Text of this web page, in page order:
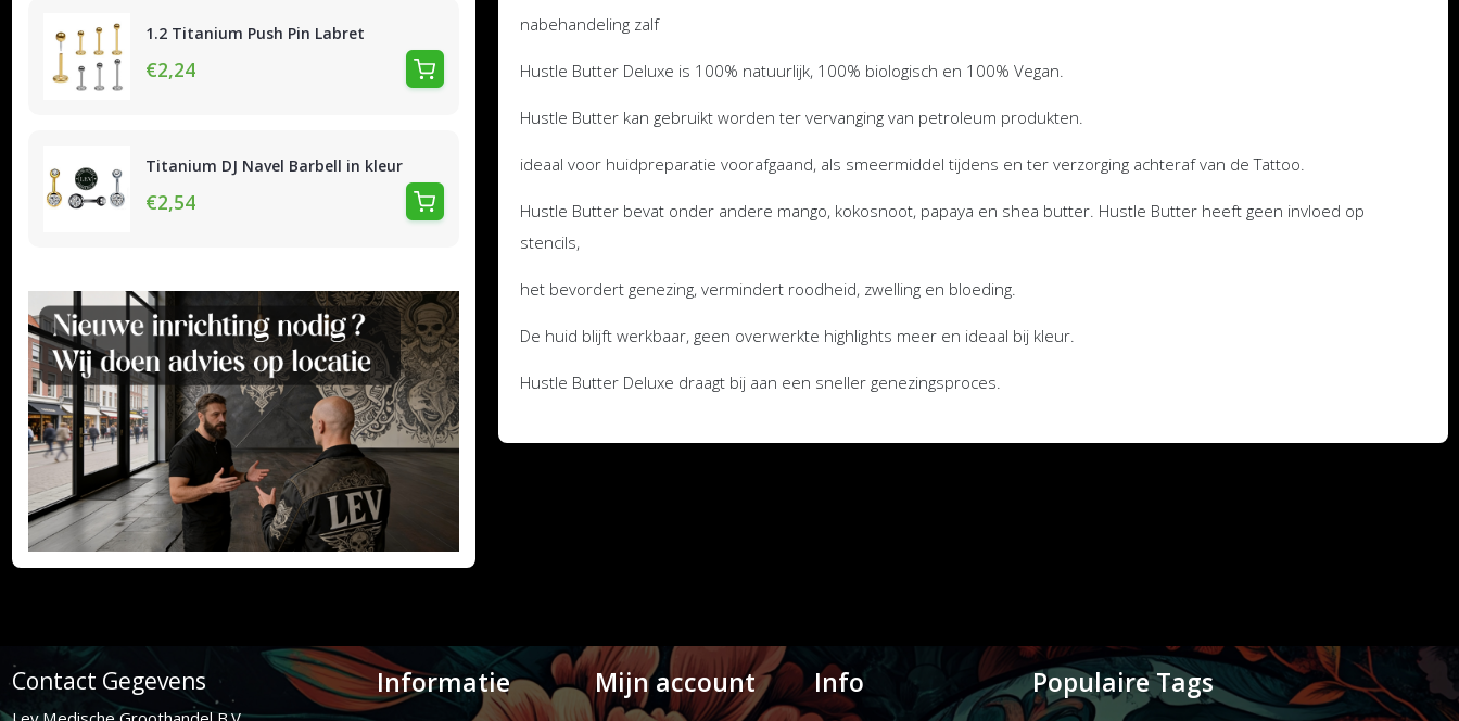
1.2 Titanium Push Pin Labret
€2,24
Titanium DJ Navel Barbell in kleur
€2,54
nabehandeling zalf
Hustle Butter Deluxe is 100% natuurlijk, 100% biologisch en 100% Vegan.
Hustle Butter kan gebruikt worden ter vervanging van petroleum produkten.
ideaal voor huidpreparatie voorafgaand, als smeermiddel tijdens en ter verzorging achteraf van de Tattoo.
Hustle Butter bevat onder andere mango, kokosnoot, papaya en shea butter. Hustle Butter heeft geen invloed op
stencils,
het bevordert genezing, vermindert roodheid, zwelling en bloeding.
De huid blijft werkbaar, geen overwerkte highlights meer en ideaal bij kleur.
Hustle Butter Deluxe draagt bij aan een sneller genezingsproces.
Contact Gegevens Informatie Mijn account Info Populaire Tags